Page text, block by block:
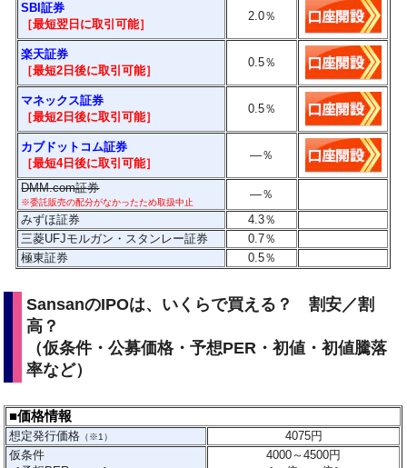
SBI証券
［最短翌日に取引可能］
2.0％
楽天証券
［最短2日後に取引可能］
0.5％
マネックス証券
［最短2日後に取引可能］
0.5％
カブドットコム証券
［最短4日後に取引可能］
―％
DMM.com証券
※委託販売の配分がなかったため取扱中止
―％
みずほ証券
4.3％
三菱UFJモルガン・スタンレー証券
0.7％
極東証券
0.5％
SansanのIPOは、いくらで買える？ 割安／割
高？
（仮条件・公募価格・予想PER・初値・初値騰落
率など）
■価格情報
想定発行価格 （※1） 4075円
仮条件
4000～4500円